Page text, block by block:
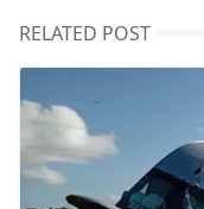
RELATED POST